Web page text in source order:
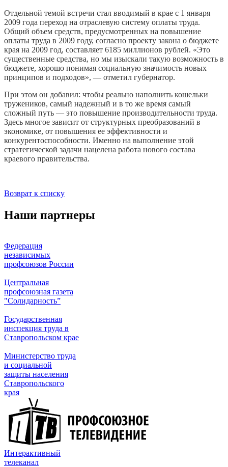
Отдельной темой встречи стал вводимый в крае с 1 января
2009 года переход на отраслевую систему оплаты труда.
Общий объем средств, предусмотренных на повышение
оплаты труда в 2009 году, согласно проекту закона о бюджете
края на 2009 год, составляет 6185 миллионов рублей. «Это
существенные средства, но мы изыскали такую возможность в
бюджете, хорошо понимая социальную значимость новых
принципов и подходов», — отметил губернатор.
При этом он добавил: чтобы реально наполнить кошельки
тружеников, самый надежный и в то же время самый
сложный путь — это повышение производительности труда.
Здесь многое зависит от структурных преобразований в
экономике, от повышения ее эффективности и
конкурентоспособности. Именно на выполнение этой
стратегической задачи нацелена работа нового состава
краевого правительства.
Возврат к списку
Наши партнеры
Федерация
независимых
профсоюзов России
Центральная
профсоюзная газета
"Солидарность”
Государственная
инспекция труда в
Ставропольском крае
Министерство труда
и социальной
защиты населения
Ставропольского
края
Интерактивный
телеканал